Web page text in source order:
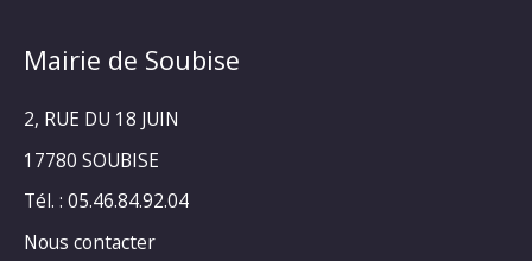
Mairie de Soubise
2, RUE DU 18 JUIN
17780 SOUBISE
Tél. : 05.46.84.92.04
Nous contacter